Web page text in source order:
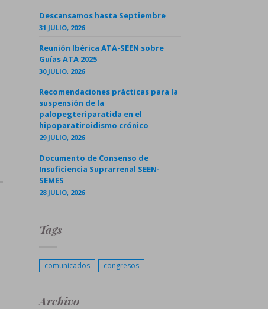
Descansamos hasta Septiembre
31 JULIO, 2026
Reunión Ibérica ATA-SEEN sobre
Guías ATA 2025
30 JULIO, 2026
Recomendaciones prácticas para la
suspensión de la
palopegteriparatida en el
hipoparatiroidismo crónico
29 JULIO, 2026
Documento de Consenso de
Insuficiencia Suprarrenal SEEN-
SEMES
28 JULIO, 2026
Tags
comunicados congresos
Archivo